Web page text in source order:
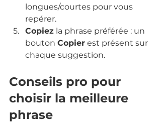
longues/courtes pour vous
repérer.
Copiez la phrase préférée : un
bouton Copier est présent sur
chaque suggestion.
Conseils pro pour
choisir la meilleure
phrase